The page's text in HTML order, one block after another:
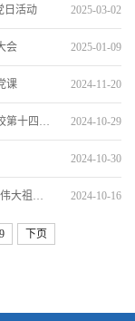
日活动 2025-03-02
会 2025-01-09
课 2024-11-20
2024-10-29
2024-10-30
2024-10-16
9 下页